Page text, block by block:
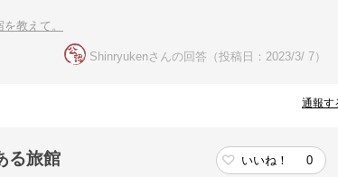
教えて。
Shinryukenさんの回答（投稿日：2023/3/ 7）
通報す
る旅館 いいね！ 0